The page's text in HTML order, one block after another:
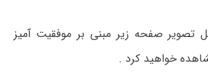
تصویر صفحه زیر مبنی بر موفقیت آمیز
خواهید کرد .